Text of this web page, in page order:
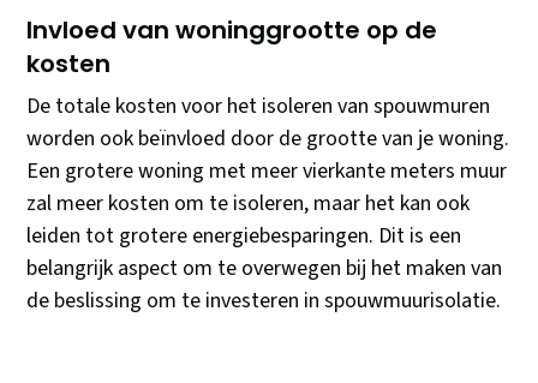
Invloed van woninggrootte op de
kosten
De totale kosten voor het isoleren van spouwmuren
worden ook beïnvloed door de grootte van je woning.
Een grotere woning met meer vierkante meters muur
zal meer kosten om te isoleren, maar het kan ook
leiden tot grotere energiebesparingen. Dit is een
belangrijk aspect om te overwegen bij het maken van
de beslissing om te investeren in spouwmuurisolatie.